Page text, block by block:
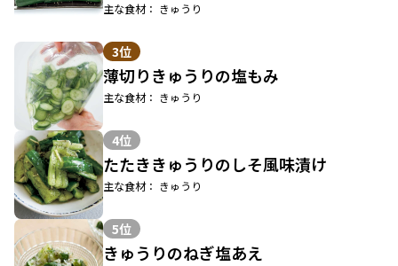
主な食材： きゅうり
3位
薄切りきゅうりの塩もみ
主な食材： きゅうり
4位
たたききゅうりのしそ風味漬け
主な食材： きゅうり
5位
きゅうりのねぎ塩あえ